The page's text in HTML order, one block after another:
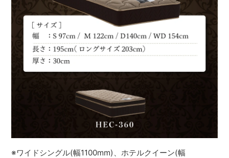
※ワイドシングル(幅1100mm)、ホテルクイーン(幅